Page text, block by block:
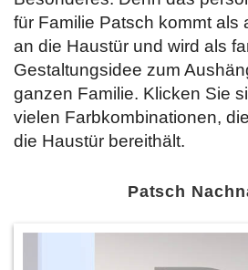
für Familie Patsch kommt als
an die Haustür und wird als
Gestaltungsidee zum
ganzen Familie. Klicken Sie
vielen Farbkombinationen,
die Haustür bereithält.
Patsch